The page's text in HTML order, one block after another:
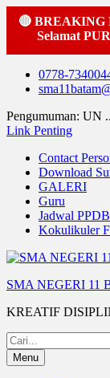
🔴 BREAKING
Selamat
Skip
0778-
Pengumuman: UN
Link Penting
Contact
Download
GALERI
Guru
Jadwal
Kokulikuler
SMA NEGERI 11
KREATIF
Search
for:Menu